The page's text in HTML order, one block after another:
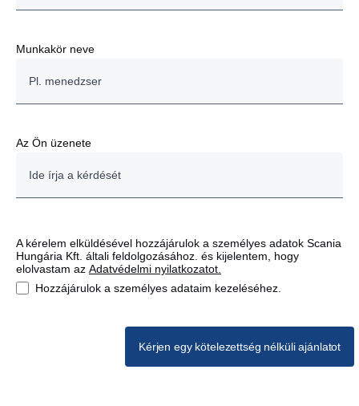
Munkakör neve
Az Ön üzenete
A kérelem elküldésével hozzájárulok a személyes adatok Scania
Hungária Kft. általi feldolgozásához. és kijelentem, hogy
elolvastam az Adatvédelmi nyilatkozatot.
Hozzájárulok a személyes adataim kezeléséhez.
Kérjen egy kötelezettség nélküli ajánlatot